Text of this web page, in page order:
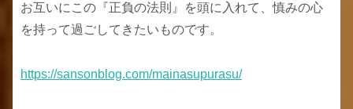
お互いにこの『正負の法則』を頭に入れて、慎みの心
を持って過ごしてきたいものです。
https://sansonblog.com/mainasupurasu/